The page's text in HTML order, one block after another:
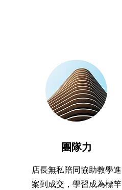
團隊力
店長無私陪同協助教學進
案到成交，學習成為標竿